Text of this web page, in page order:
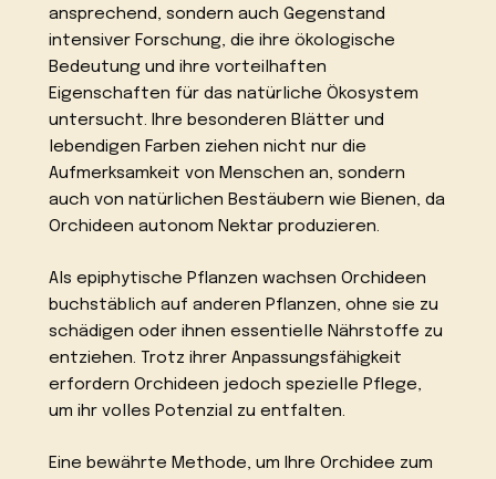
ansprechend, sondern auch Gegenstand
intensiver Forschung, die ihre ökologische
Bedeutung und ihre vorteilhaften
Eigenschaften für das natürliche Ökosystem
untersucht. Ihre besonderen Blätter und
lebendigen Farben ziehen nicht nur die
Aufmerksamkeit von Menschen an, sondern
auch von natürlichen Bestäubern wie Bienen, da
Orchideen autonom Nektar produzieren.
Als epiphytische Pflanzen wachsen Orchideen
buchstäblich auf anderen Pflanzen, ohne sie zu
schädigen oder ihnen essentielle Nährstoffe zu
entziehen. Trotz ihrer Anpassungsfähigkeit
erfordern Orchideen jedoch spezielle Pflege,
um ihr volles Potenzial zu entfalten.
Eine bewährte Methode, um Ihre Orchidee zum